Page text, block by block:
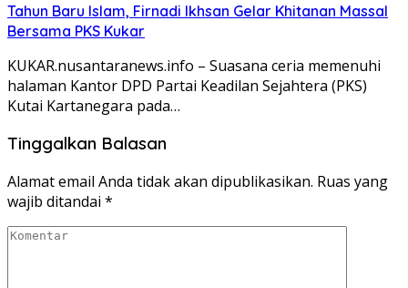
Tahun Baru Islam, Firnadi Ikhsan Gelar Khitanan Massal
Bersama PKS Kukar
KUKAR.nusantaranews.info – Suasana ceria memenuhi
halaman Kantor DPD Partai Keadilan Sejahtera (PKS)
Kutai Kartanegara pada…
Tinggalkan Balasan
Alamat email Anda tidak akan dipublikasikan. Ruas yang
wajib ditandai *